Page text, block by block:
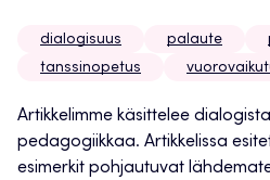
dialogisuus palaute
tanssinopetus
Artikkelimme käsittelee
pedagogiikkaa. Artikkelissa
esimerkit pohjautuvat